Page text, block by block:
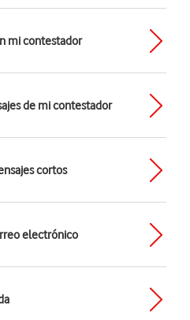
mi contestador
de mi contestador
cortos
electrónico